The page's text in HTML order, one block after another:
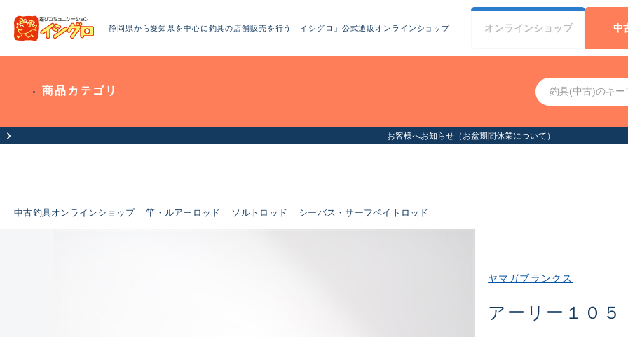
静岡県から愛知県を中心に釣具の店舗販売を行う「イシグロ」公式通販オンラインショップ オンラインショップ 中
商品カテゴリ
お客様へお知らせ（お盆期間休業について）
中古釣具オンラインショップ 竿・ルアーロッド ソルトロッド シーバス・サーフベイトロッド
ヤマガブランクス
アーリー１０５